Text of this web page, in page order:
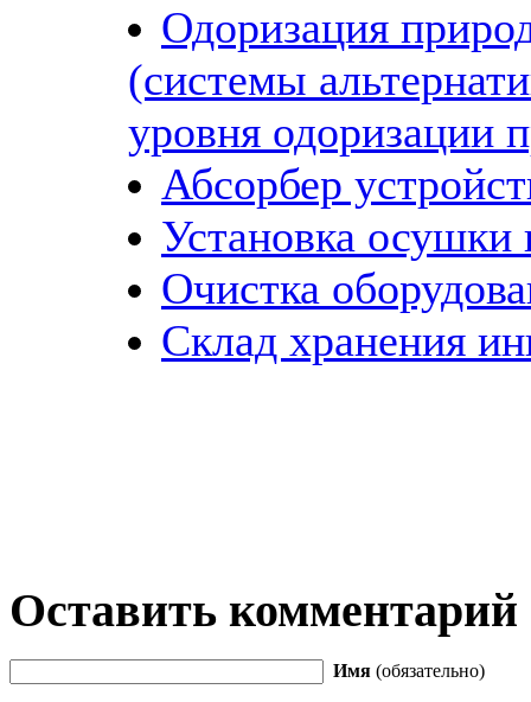
Одоризация
(системы
уровня одоризации
Абсорбер
Установка
Очистка
Склад хранения
Оставить комментарий
Имя (обязательно)